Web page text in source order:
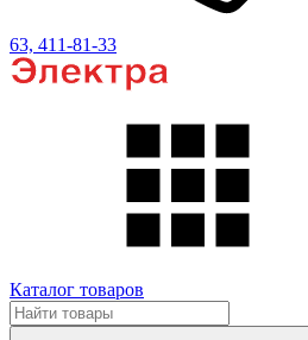
63, 411-81-33
Каталог товаров